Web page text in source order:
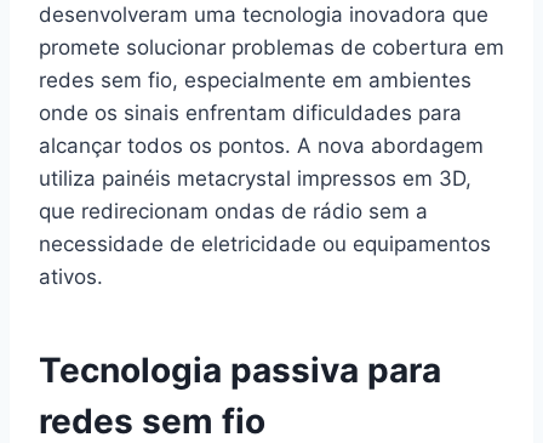
desenvolveram uma tecnologia inovadora que
promete solucionar problemas de cobertura em
redes sem fio, especialmente em ambientes
onde os sinais enfrentam dificuldades para
alcançar todos os pontos. A nova abordagem
utiliza painéis metacrystal impressos em 3D,
que redirecionam ondas de rádio sem a
necessidade de eletricidade ou equipamentos
ativos.
Tecnologia passiva para
redes sem fio